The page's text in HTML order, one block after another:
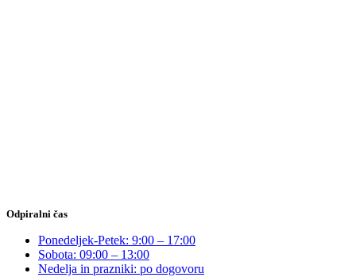
Odpiralni čas
Ponedeljek-Petek: 9:00 – 17:00
Sobota: 09:00 – 13:00
Nedelja in prazniki: po dogovoru